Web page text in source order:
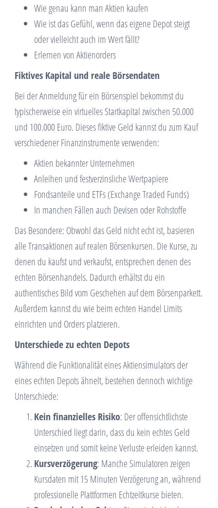
Wie genau kann man Aktien kaufen
Wie ist das Gefühl, wenn das eigene Depot steigt
oder vielleicht auch im Wert fällt?
Erlernen von Aktienorders
Fiktives Kapital und reale Börsendaten
Bei der Anmeldung für ein Börsenspiel bekommst du
typischerweise ein virtuelles Startkapital zwischen 50.000
und 100.000 Euro. Dieses fiktive Geld kannst du zum Kauf
verschiedener Finanzinstrumente verwenden:
Aktien bekannter Unternehmen
Anleihen und festverzinsliche Wertpapiere
Fondsanteile und ETFs (Exchange Traded Funds)
In manchen Fällen auch Devisen oder Rohstoffe
Das Besondere: Obwohl das Geld nicht echt ist, basieren
alle Transaktionen auf realen Börsenkursen. Die Kurse, zu
denen du kaufst und verkaufst, entsprechen denen des
echten Börsenhandels. Dadurch erhältst du ein
authentisches Bild vom Geschehen auf dem Börsenparkett.
Außerdem kannst du wie beim echten Handel Limits
einrichten und Orders platzieren.
Unterschiede zu echten Depots
Während die Funktionalität eines Aktiensimulators der
eines echten Depots ähnelt, bestehen dennoch wichtige
Unterschiede:
Kein finanzielles Risiko: Der offensichtlichste
Unterschied liegt darin, dass du kein echtes Geld
einsetzen und somit keine Verluste erleiden kannst.
Kursverzögerung: Manche Simulatoren zeigen
Kursdaten mit 15 Minuten Verzögerung an, während
professionelle Plattformen Echtzeitkurse bieten.